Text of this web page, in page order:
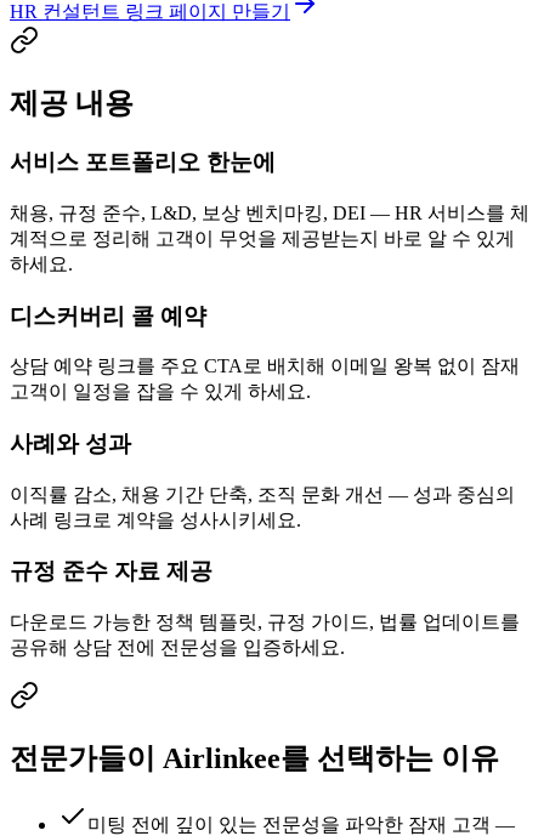
HR 컨설턴트 링크 페이지 만들기
제공 내용
서비스 포트폴리오 한눈에
채용, 규정 준수, L&D, 보상 벤치마킹, DEI — HR 서비스를 체
계적으로 정리해 고객이 무엇을 제공받는지 바로 알 수 있게
하세요.
디스커버리 콜 예약
상담 예약 링크를 주요 CTA로 배치해 이메일 왕복 없이 잠재
고객이 일정을 잡을 수 있게 하세요.
사례와 성과
이직률 감소, 채용 기간 단축, 조직 문화 개선 — 성과 중심의
사례 링크로 계약을 성사시키세요.
규정 준수 자료 제공
다운로드 가능한 정책 템플릿, 규정 가이드, 법률 업데이트를
공유해 상담 전에 전문성을 입증하세요.
전문가들이 Airlinkee를 선택하는 이유
미팅 전에 깊이 있는 전문성을 파악한 잠재 고객 —